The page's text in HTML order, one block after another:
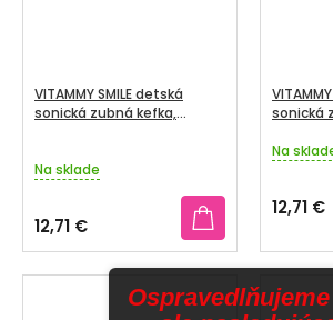
VITAMMY SMILE detská
sonická zubná kefka,
Na sklade
12,71 €
sonická
produktu
je
z
Na
12,71 €